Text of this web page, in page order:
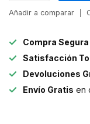
Añadir a comparar
Compra Segura
Satisfacción
Devoluciones
Envío Gratis en